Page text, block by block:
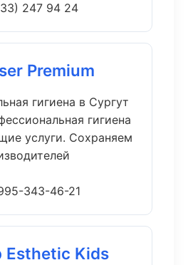
247 94 24
Premium
гигиена в Сургут
гигиена
услуги. Сохраняем
343-46-21
Kids